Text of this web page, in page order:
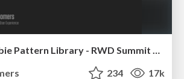
234 17k